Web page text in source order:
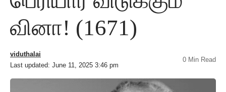
வினா! (1671)
Last updated: June 11, 2025 3:46 pm
viduthalai
0 Min Read